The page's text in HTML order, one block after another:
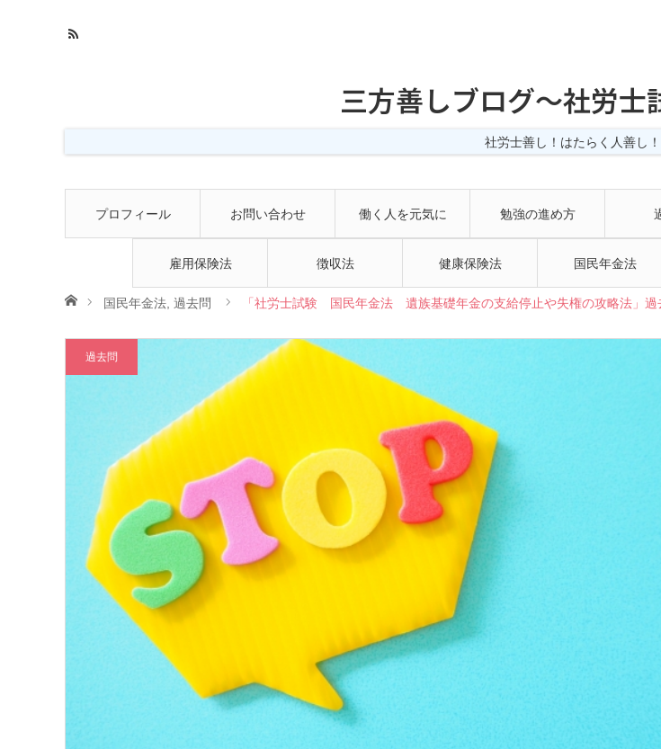
三方善しブログ〜社労
社労士善し！はたらく人善し！
プロフィール お問い合わせ 働く人を元気に 勉強の進め方
雇用保険法 徴収法 健康保険法 国民年金法
ホーム国民年金法 過去問 「社労士試験 国民年金法 遺族基礎年金の支給停止や失権の攻略法」過
過去問